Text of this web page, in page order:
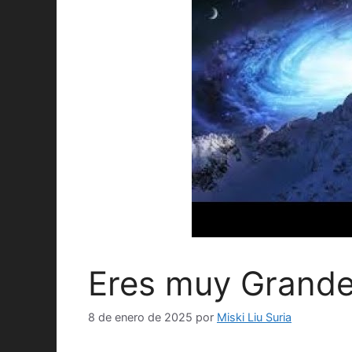
Eres muy
8 de enero de 2025 por Miski Liu Suria